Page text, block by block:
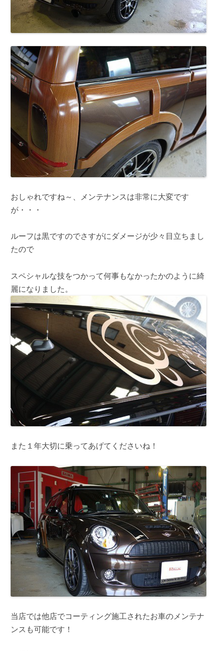
おしゃれですね～、メンテナンスは非常に大変です
が・・・
ルーフは黒ですのでさすがにダメージが少々目立ちまし
たので
スペシャルな技をつかって何事もなかったかのように綺
麗になりました。
また１年大切に乗ってあげてくださいね！
当店では他店でコーティング施工されたお車のメンテナ
ンスも可能です！